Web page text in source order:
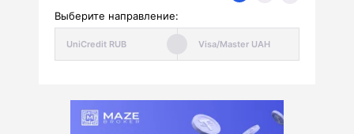
Выберите направление: